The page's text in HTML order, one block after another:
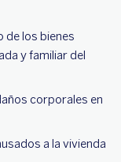
los bienes
y familiar del
corporales en
a la vivienda